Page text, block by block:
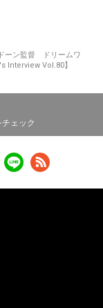
ーン監督 ドリームワ
Interview Vol.80】
ェック